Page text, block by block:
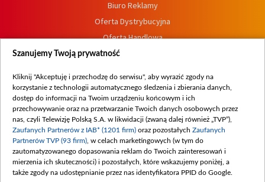
Biuro Reklamy
Oferta Dystrybucyjna
Oferta Handlowa
Dostępność
Procedura zgłoszeń wewnętrznych
Szanujemy Twoją prywatność
Kliknij "Akceptuję i przechodzę do serwisu", aby wyrazić zgody na
korzystanie z technologii automatycznego śledzenia i zbierania danych,
dostęp do informacji na Twoim urządzeniu końcowym i ich
przechowywanie oraz na przetwarzanie Twoich danych osobowych przez
nas, czyli Telewizję Polską S.A. w likwidacji (zwaną dalej również „TVP”),
Zaufanych Partnerów z IAB* (1201 firm) oraz pozostałych Zaufanych
Partnerów TVP (93 firm) , w celach marketingowych (w tym do
zautomatyzowanego dopasowania reklam do Twoich zainteresowań i
mierzenia ich skuteczności) i pozostałych, które wskazujemy poniżej, a
także zgody na udostępnianie przez nas identyfikatora PPID do Google.